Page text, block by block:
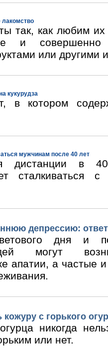
лакомство
так, как любим
и
или другими
кукурудза
в котором
мужчинам после 40 лет
дистанции в
сталкиваться
депрессию:
дня и
могут
апатии, а частые
с горького
никогда
или нет.